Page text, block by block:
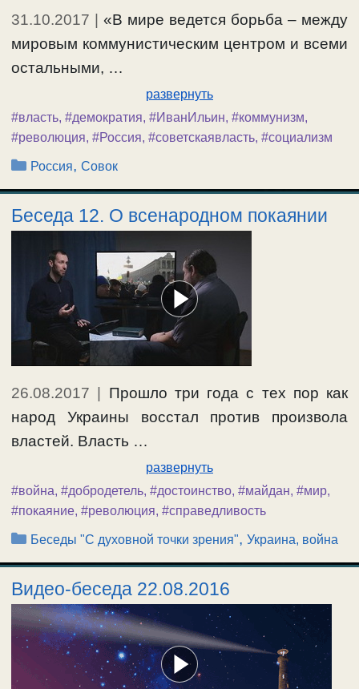
31.10.2017 | «В мире ведется борьба – между
мировым коммунистическим центром и всеми
остальными, …
развернуть
#власть, #демократия, #ИванИльин, #коммунизм,
#революция, #Россия, #советскаявласть, #социализм
Рубрики
Россия,Совок
Беседа 12. О всенародном покаянии
26.08.2017 | Прошло три года с тех пор как
народ Украины восстал против произвола
властей. Власть …
развернуть
#война, #добродетель, #достоинство, #майдан, #мир,
#покаяние, #революция, #справедливость
Рубрики
Беседы "С духовной точки зрения",Украина, война
Видео-беседа 22.08.2016